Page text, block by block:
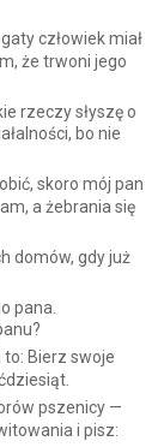
człowiek miał
że trwoni jego
rzeczy słyszę o
bo nie
skoro mój pan
a żebrania się
domów, gdy już
pana.
to: Bierz swoje
pszenicy —
i pisz: